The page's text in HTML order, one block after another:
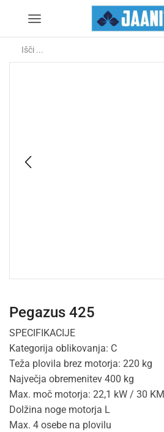
Pegazus 425
SPECIFIKACIJE
Kategorija oblikovanja: C
Teža plovila brez motorja: 220 kg
Največja obremenitev 400 kg
Max. moč motorja: 22,1 kW / 30 KM
Dolžina noge motorja L
Max. 4 osebe na plovilu